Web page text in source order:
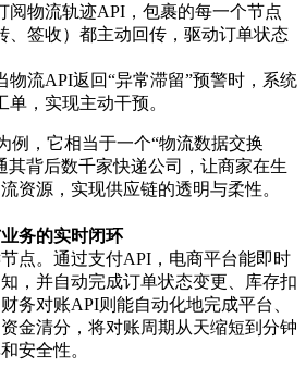
阅物流轨迹API ，包裹的每一个节点
、签收）都主动回传，驱动订单状态
物流API返回“异常滞留”预警时，系统
，实现主动干预。
例，它相当于一个“物流数据交换
其背后数千家快递公司，让商家在生
资源，实现供应链的透明与柔性。
务的实时闭环
点。通过支付API ，电商平台能即时
，并自动完成订单状态变更、库存扣
务对账API则能自动化地完成平台、
金清分，将对账周期从天缩短到分钟
安全性。